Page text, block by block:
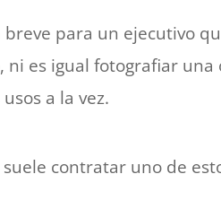
para un ejecutivo
es igual fotografiar una
a la vez.
contratar uno de